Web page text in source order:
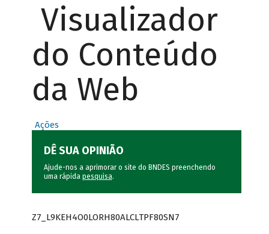
Visualizador
do Conteúdo
da Web
Ações
DÊ SUA OPINIÃO
Ajude-nos a aprimorar o site do BNDES preenchendo
uma rápida pesquisa.
Z7_L9KEH4O0LORH80ALCLTPF80SN7